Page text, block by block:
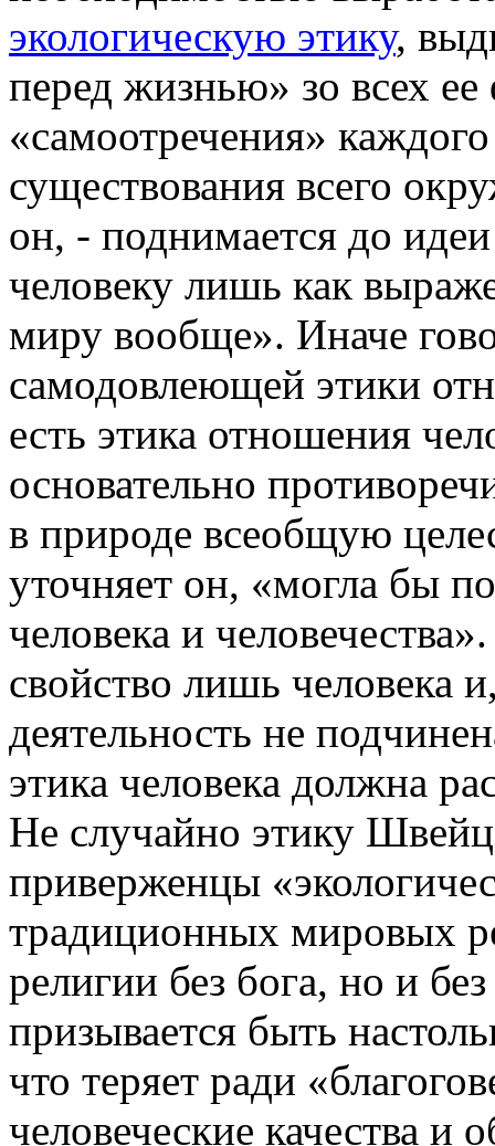
экологическую этику,
перед жизнью» зо всех
«самоотречения»
существования всего
он, - поднимается до
человеку лишь как
миру вообще». Иначе
самодовлеющей этики
есть этика отношения
основательно
в природе всеобщую
уточняет он, «могла бы
человека и
свойство лишь человека
деятельность не
этика человека должна
Не случайно этику
приверженцы
традиционных мировых
религии без бога, но и
призывается быть
что теряет ради
человеческие качества и